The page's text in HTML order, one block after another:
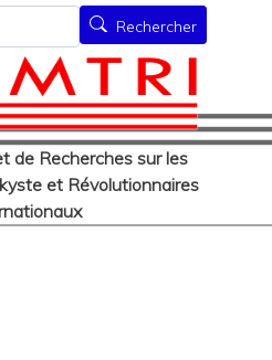
au
contenu
principal
de
de Recherches sur les
et Révolutionnaires
Rechercher